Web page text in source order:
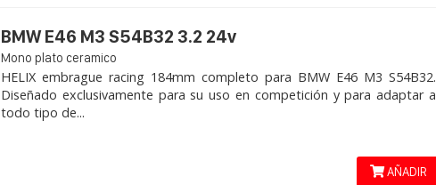
BMW E46 M3 S54B32 3.2 24v
Mono plato ceramico
HELIX embrague racing 184mm completo para BMW E46 M3 S54B32.
Diseñado exclusivamente para su uso en competición y para adaptar a
todo tipo de...
AÑADIR